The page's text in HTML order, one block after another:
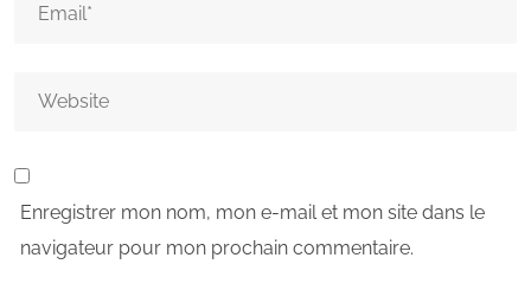
Enregistrer mon nom, mon e-mail et mon site dans le
navigateur pour mon prochain commentaire.